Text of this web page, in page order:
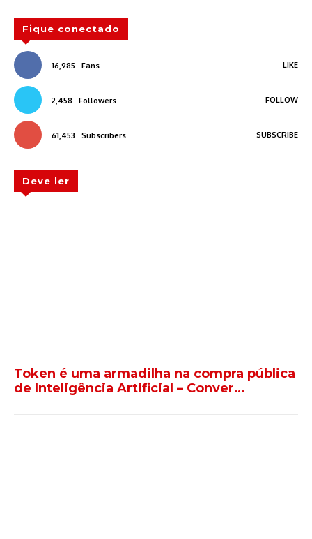
Fique conectado
16,985 Fans LIKE
2,458 Followers FOLLOW
61,453 Subscribers SUBSCRIBE
Deve ler
Token é uma armadilha na compra pública
de Inteligência Artificial – Conver…